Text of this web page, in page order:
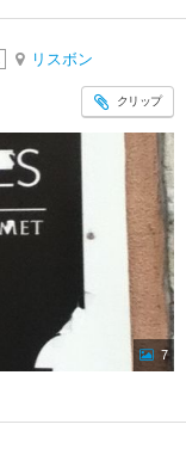
リスボン
クリップ
7